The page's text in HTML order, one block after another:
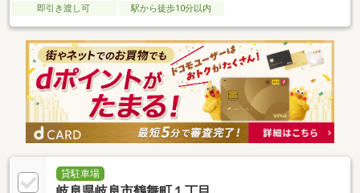
即引き渡し可 駅から徒歩10分以内
貸駐車場